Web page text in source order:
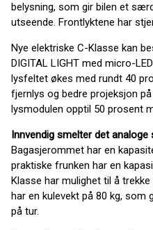
belysning, som gir bilen et
utseende. Frontlyktene har
Nye elektriske C-Klasse kan
DIGITAL LIGHT med micro-
lysfeltet økes med rundt 40
fjernlys og bedre projeksjon
lysmodulen opptil 50 prosent
Innvendig smelter det
Bagasjerommet har en
praktiske frunken har en
Klasse har mulighet til å
har en kulevekt på 80 kg, som
på tur.